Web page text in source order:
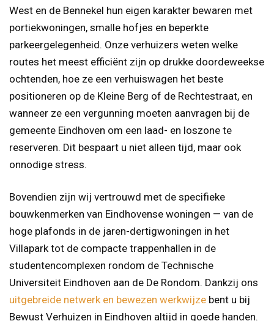
West en de Bennekel hun eigen karakter bewaren met
portiekwoningen, smalle hofjes en beperkte
parkeergelegenheid. Onze verhuizers weten welke
routes het meest efficiënt zijn op drukke doordeweekse
ochtenden, hoe ze een verhuiswagen het beste
positioneren op de Kleine Berg of de Rechtestraat, en
wanneer ze een vergunning moeten aanvragen bij de
gemeente Eindhoven om een laad- en loszone te
reserveren. Dit bespaart u niet alleen tijd, maar ook
onnodige stress.
Bovendien zijn wij vertrouwd met de specifieke
bouwkenmerken van Eindhovense woningen — van de
hoge plafonds in de jaren-dertigwoningen in het
Villapark tot de compacte trappenhallen in de
studentencomplexen rondom de Technische
Universiteit Eindhoven aan de De Rondom. Dankzij ons
uitgebreide netwerk en bewezen werkwijze bent u bij
Bewust Verhuizen in Eindhoven altijd in goede handen.